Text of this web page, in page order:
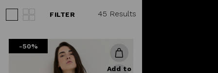
FILTER 45 Results
-50%
Add to